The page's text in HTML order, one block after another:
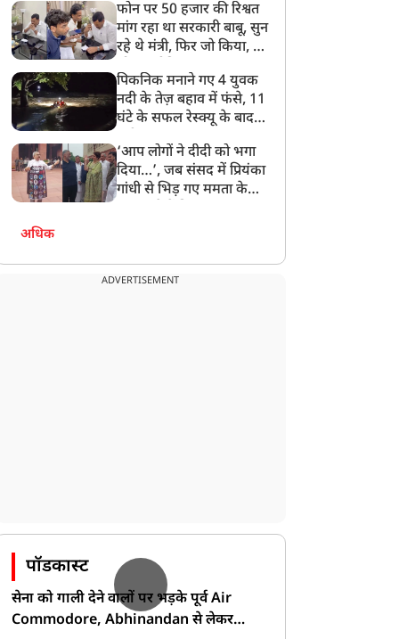
बेटी को गोद लें प्रधानमंत्री
फोन पर 50 हजार की रिश्वत
मांग रहा था सरकारी बाबू, सुन
रहे थे मंत्री, फिर जो किया, वो
पिकनिक मनाने गए 4 युवक
नदी के तेज़ बहाव में फंसे, 11
घंटे के सफल रेस्क्यू के बाद
‘आप लोगों ने दीदी को भगा
दिया…’, जब संसद में प्रियंका
गांधी से भिड़ गए ममता के
अधिक
ADVERTISEMENT
पॉडकास्ट
सेना को गाली देने वालों पर भड़के पूर्व Air
Commodore, Abhinandan से लेकर